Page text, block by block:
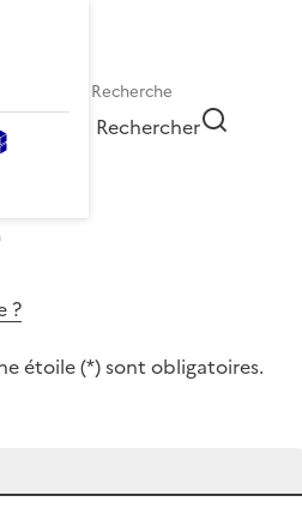
Rechercher
?
étoile (*) sont obligatoires.